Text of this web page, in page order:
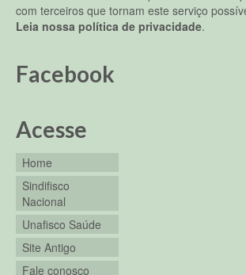
com terceiros que tornam este serviço
Leia nossa política de privacidade.
Facebook
Acesse
Home
Sindifisco
Nacional
Unafisco Saúde
Site Antigo
Fale conosco